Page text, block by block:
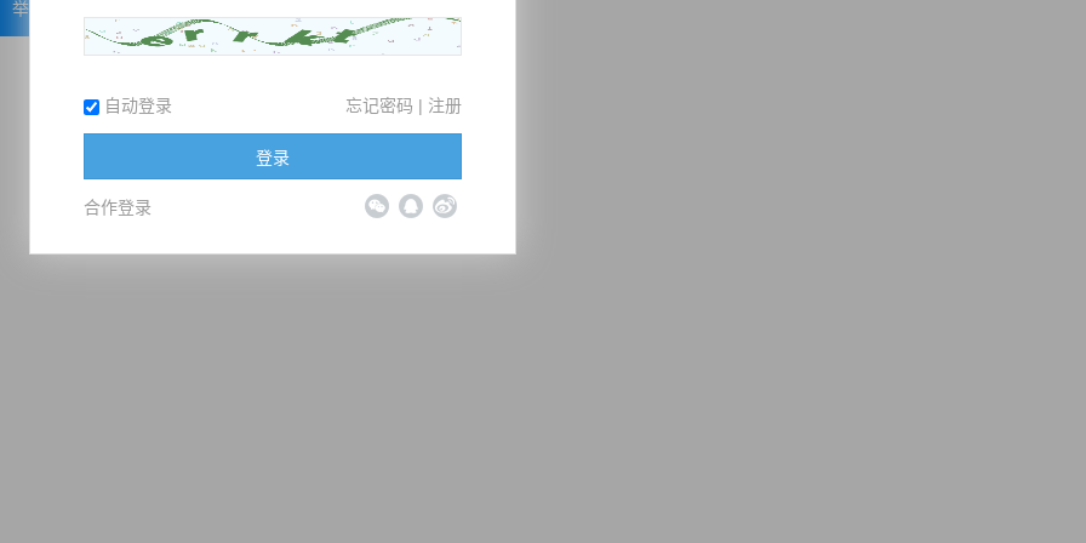
举报
自动登录 忘记密码 | 注册
登录
合作登录